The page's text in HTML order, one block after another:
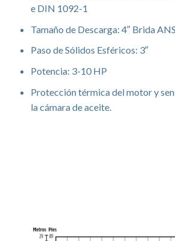
e DIN 1092-1
Tamaño de Descarga: 4″ Brida
Paso de Sólidos Esféricos: 3″
Potencia: 3-10 HP
Protección térmica del motor y
la cámara de aceite.